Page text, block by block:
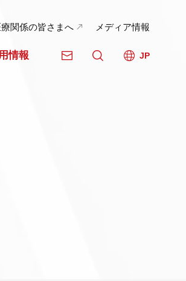
情報 JP
療関係の皆さまへ メディア情報